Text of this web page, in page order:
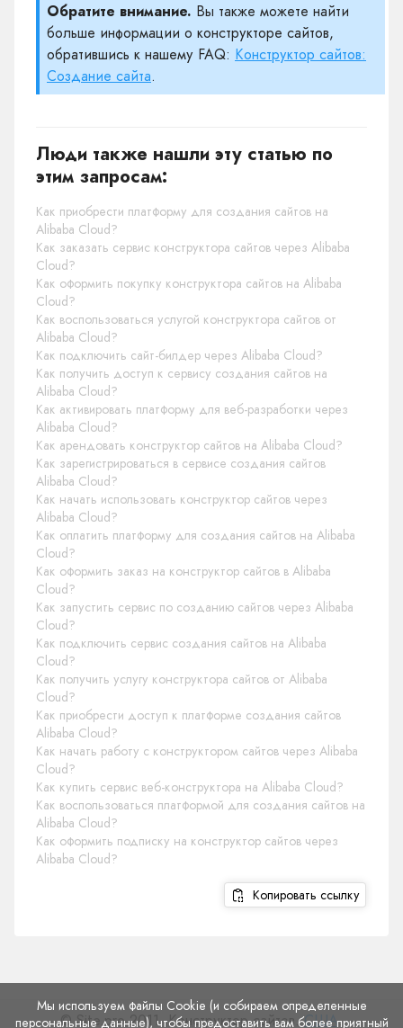
Обратите внимание. Вы также можете найти
больше информации о конструкторе сайтов,
обратившись к нашему FAQ: Конструктор сайтов:
Создание сайта.
Люди также нашли эту статью по
этим запросам:
Как приобрести платформу для создания сайтов на
Alibaba Cloud?
Как заказать сервис конструктора сайтов через Alibaba
Cloud?
Как оформить покупку конструктора сайтов на Alibaba
Cloud?
Как воспользоваться услугой конструктора сайтов от
Alibaba Cloud?
Как подключить сайт-билдер через Alibaba Cloud?
Как получить доступ к сервису создания сайтов на
Alibaba Cloud?
Как активировать платформу для веб-разработки через
Alibaba Cloud?
Как арендовать конструктор сайтов на Alibaba Cloud?
Как зарегистрироваться в сервисе создания сайтов
Alibaba Cloud?
Как начать использовать конструктор сайтов через
Alibaba Cloud?
Как оплатить платформу для создания сайтов на Alibaba
Cloud?
Как оформить заказ на конструктор сайтов в Alibaba
Cloud?
Как запустить сервис по созданию сайтов через Alibaba
Cloud?
Как подключить сервис создания сайтов на Alibaba
Cloud?
Как получить услугу конструктора сайтов от Alibaba
Cloud?
Как приобрести доступ к платформе создания сайтов
Alibaba Cloud?
Как начать работу с конструктором сайтов через Alibaba
Cloud?
Как купить сервис веб-конструктора на Alibaba Cloud?
Как воспользоваться платформой для создания сайтов на
Alibaba Cloud?
Как оформить подписку на конструктор сайтов через
Alibaba Cloud?
Копировать ссылку
© Site.pro 2011. Конструктор сайтов.США.
Мы используем файлы Cookie (и собираем определенные
персональные данные), чтобы предоставить вам более приятный